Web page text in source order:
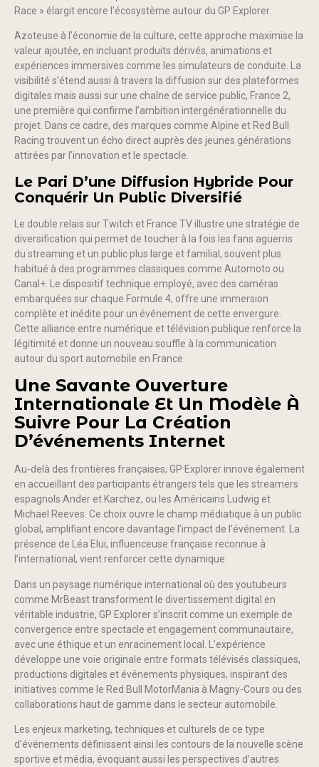
Race » élargit encore l’écosystème autour du GP Explorer.
Azoteuse à l’économie de la culture, cette approche maximise la
valeur ajoutée, en incluant produits dérivés, animations et
expériences immersives comme les simulateurs de conduite. La
visibilité s’étend aussi à travers la diffusion sur des plateformes
digitales mais aussi sur une chaîne de service public, France 2,
une première qui confirme l’ambition intergénérationnelle du
projet. Dans ce cadre, des marques comme Alpine et Red Bull
Racing trouvent un écho direct auprès des jeunes générations
attirées par l’innovation et le spectacle.
Le Pari D’une Diffusion Hybride Pour
Conquérir Un Public Diversifié
Le double relais sur Twitch et France TV illustre une stratégie de
diversification qui permet de toucher à la fois les fans aguerris
du streaming et un public plus large et familial, souvent plus
habitué à des programmes classiques comme Automoto ou
Canal+. Le dispositif technique employé, avec des caméras
embarquées sur chaque Formule 4, offre une immersion
complète et inédite pour un événement de cette envergure.
Cette alliance entre numérique et télévision publique renforce la
légitimité et donne un nouveau souffle à la communication
autour du sport automobile en France.
Une Savante Ouverture
Internationale Et Un Modèle À
Suivre Pour La Création
D’événements Internet
Au-delà des frontières françaises, GP Explorer innove également
en accueillant des participants étrangers tels que les streamers
espagnols Ander et Karchez, ou les Américains Ludwig et
Michael Reeves. Ce choix ouvre le champ médiatique à un public
global, amplifiant encore davantage l’impact de l’événement. La
présence de Léa Elui, influenceuse française reconnue à
l’international, vient renforcer cette dynamique.
Dans un paysage numérique international où des youtubeurs
comme MrBeast transforment le divertissement digital en
véritable industrie, GP Explorer s’inscrit comme un exemple de
convergence entre spectacle et engagement communautaire,
avec une éthique et un enracinement local. L’expérience
développe une voie originale entre formats télévisés classiques,
productions digitales et événements physiques, inspirant des
initiatives comme le Red Bull MotorMania à Magny-Cours ou des
collaborations haut de gamme dans le secteur automobile.
Les enjeux marketing, techniques et culturels de ce type
d’événements définissent ainsi les contours de la nouvelle scène
sportive et média, évoquant aussi les perspectives d’autres